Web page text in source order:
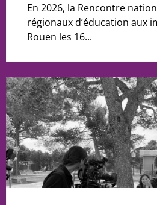
En 2026, la Rencontre
régionaux d’éducation aux
Rouen les 16...